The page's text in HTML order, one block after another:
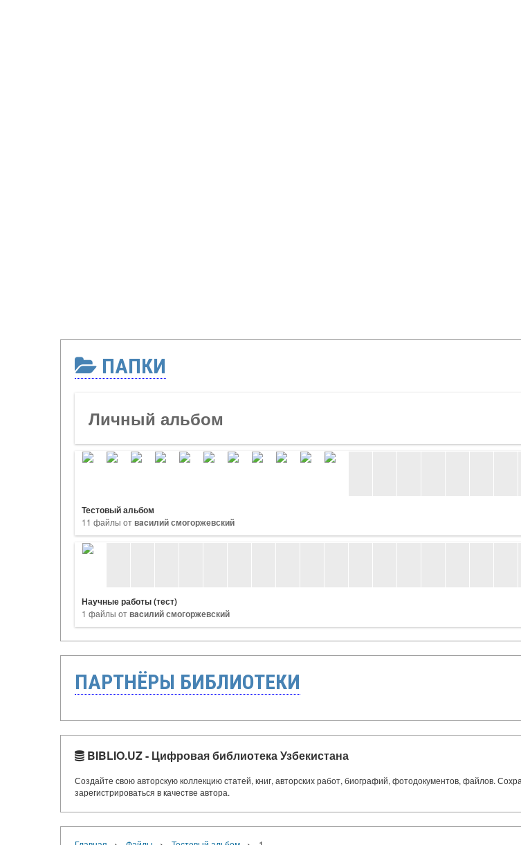
ПАПКИ
Личный альбом
Тестовый альбом
11 файлы отвacилий смогоржевский
Научные работы (тест)
1 файлы отвacилий смогоржевский
ПАРТНЁРЫ БИБЛИОТЕКИ
BIBLIO.UZ - Цифровая библиотека Узбекистана
Создайте свою авторскую коллекцию статей, книг, авторских работ, биографий, фотодокументов, файлов.
зарегистрироваться в качестве автора.